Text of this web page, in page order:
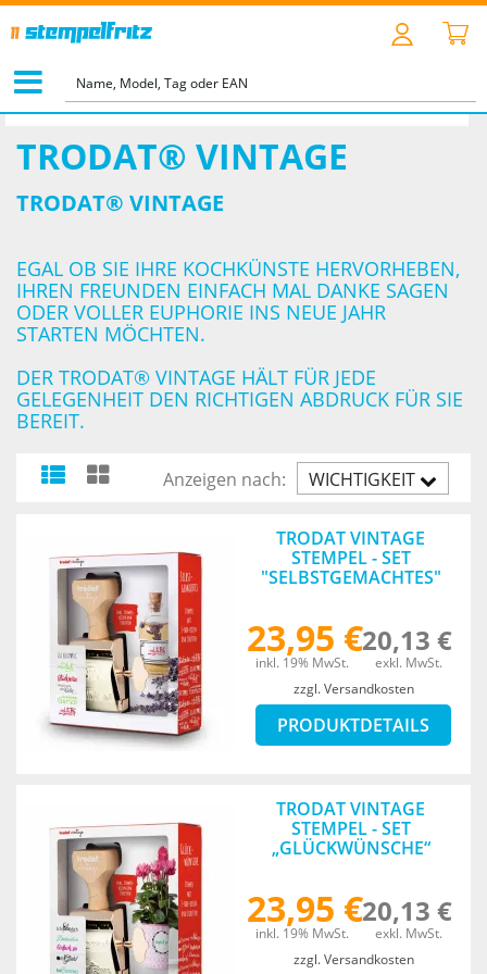
>
TRODAT® VINTAGE
TRODAT® VINTAGE
TRODAT® VINTAGE
EGAL OB SIE IHRE KOCHKÜNSTE HERVORHEBEN,
IHREN FREUNDEN EINFACH MAL DANKE SAGEN
ODER VOLLER EUPHORIE INS NEUE JAHR
STARTEN MÖCHTEN.
DER TRODAT® VINTAGE HÄLT FÜR JEDE
GELEGENHEIT DEN RICHTIGEN ABDRUCK FÜR SIE
BEREIT.
WICHTIGKEIT
Anzeigen nach:
TRODAT VINTAGE
STEMPEL - SET
"SELBSTGEMACHTES"
23,95 €
inkl. 19% MwSt.
20,13 €
exkl. MwSt.
zzgl. Versandkosten
PRODUKTDETAILS
TRODAT VINTAGE
STEMPEL - SET
„GLÜCKWÜNSCHE“
23,95 €
inkl. 19% MwSt.
20,13 €
exkl. MwSt.
zzgl. Versandkosten